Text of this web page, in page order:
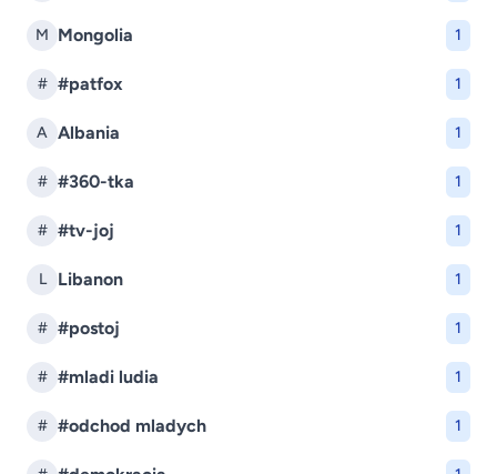
M Mongolia 1
# #patfox 1
A Albania 1
# #360-tka 1
# #tv-joj 1
L Libanon 1
# #postoj 1
# #mladi ludia 1
# #odchod mladych 1